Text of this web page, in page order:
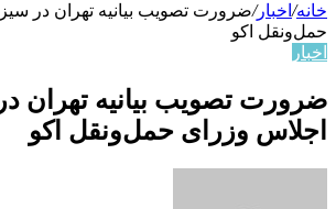
خانه/ اخبار/ضرورت تصویب بیانیه تهران در
حمل‌ونقل اکو
اخبار
ضرورت تصویب بیانیه تهران
اجلاس وزرای حمل‌ونقل اکو